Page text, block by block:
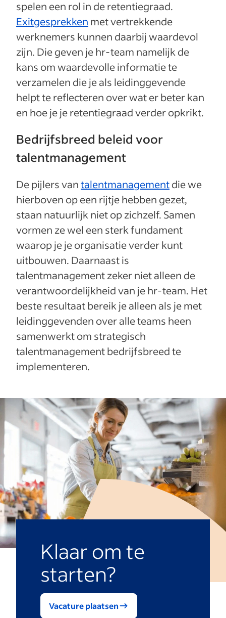
spelen een rol in de retentiegraad.
Exitgesprekken met vertrekkende
werknemers kunnen daarbij waardevol
zijn. Die geven je hr-team namelijk de
kans om waardevolle informatie te
verzamelen die je als leidinggevende
helpt te reflecteren over wat er beter kan
en hoe je je retentiegraad verder opkrikt.
Bedrijfsbreed beleid voor
talentmanagement
De pijlers vantalentmanagementdie we
hierboven op een rijtje hebben gezet,
staan natuurlijk niet op zichzelf. Samen
vormen ze wel een sterk fundament
waarop je je organisatie verder kunt
uitbouwen. Daarnaast is
talentmanagement zeker niet alleen de
verantwoordelijkheid van je hr-team. Het
beste resultaat bereik je alleen als je met
leidinggevenden over alle teams heen
samenwerkt om strategisch
talentmanagement bedrijfsbreed te
implementeren.
Klaar om te
starten?
Vacature plaatsen